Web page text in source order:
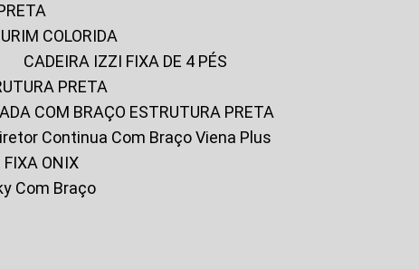
COLORIDA
CADEIRA IZZI FIXA DE 4 PÉS
PRETA
COM BRAÇO ESTRUTURA PRETA
Continua Com Braço Viena Plus
FIXA ONIX
Com Braço